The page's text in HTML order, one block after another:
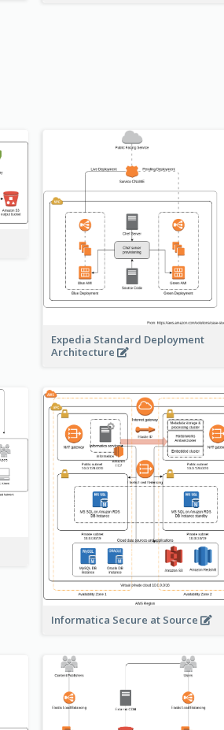
Expedia Standard Deployment
Architecture
Informatica Secure at Source